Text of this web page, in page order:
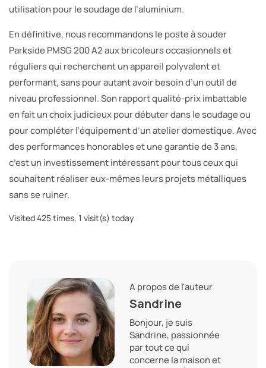
utilisation pour le soudage de l’aluminium.
En définitive, nous recommandons le poste à souder
Parkside PMSG 200 A2 aux bricoleurs occasionnels et
réguliers qui recherchent un appareil polyvalent et
performant, sans pour autant avoir besoin d’un outil de
niveau professionnel. Son rapport qualité-prix imbattable
en fait un choix judicieux pour débuter dans le soudage ou
pour compléter l’équipement d’un atelier domestique. Avec
des performances honorables et une garantie de 3 ans,
c’est un investissement intéressant pour tous ceux qui
souhaitent réaliser eux-mêmes leurs projets métalliques
sans se ruiner.
Visited 425 times, 1 visit(s) today
A propos de l'auteur
Sandrine
Bonjour, je suis
Sandrine, passionnée
par tout ce qui
concerne la maison et